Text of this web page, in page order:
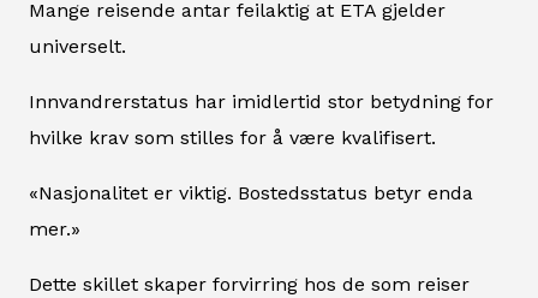
Mange reisende antar feilaktig at ETA gjelder
universelt.
Innvandrerstatus har imidlertid stor betydning for
hvilke krav som stilles for å være kvalifisert.
«Nasjonalitet er viktig. Bostedsstatus betyr enda
mer.»
Dette skillet skaper forvirring hos de som reiser